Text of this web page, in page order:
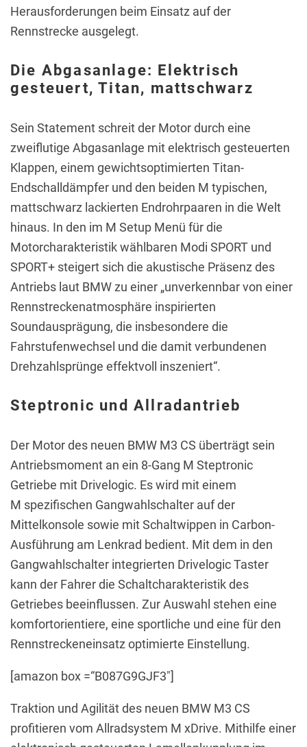
Herausforderungen beim Einsatz auf der
Rennstrecke ausgelegt.
Die Abgasanlage: Elektrisch
gesteuert, Titan, mattschwarz
Sein Statement schreit der Motor durch eine
zweiflutige Abgasanlage mit elektrisch gesteuerten
Klappen, einem gewichtsoptimierten Titan-
Endschalldämpfer und den beiden M typischen,
mattschwarz lackierten Endrohrpaaren in die Welt
hinaus. In den im M Setup Menü für die
Motorcharakteristik wählbaren Modi SPORT und
SPORT+ steigert sich die akustische Präsenz des
Antriebs laut BMW zu einer „unverkennbar von einer
Rennstreckenatmosphäre inspirierten
Soundausprägung, die insbesondere die
Fahrstufenwechsel und die damit verbundenen
Drehzahlsprünge effektvoll inszeniert“.
Steptronic und Allradantrieb
Der Motor des neuen BMW M3 CS überträgt sein
Antriebsmoment an ein 8-Gang M Steptronic
Getriebe mit Drivelogic. Es wird mit einem
M spezifischen Gangwahlschalter auf der
Mittelkonsole sowie mit Schaltwippen in Carbon-
Ausführung am Lenkrad bedient. Mit dem in den
Gangwahlschalter integrierten Drivelogic Taster
kann der Fahrer die Schaltcharakteristik des
Getriebes beeinflussen. Zur Auswahl stehen eine
komfortorientiere, eine sportliche und eine für den
Rennstreckeneinsatz optimierte Einstellung.
[amazon box =“B087G9GJF3″]
Traktion und Agilität des neuen BMW M3 CS
profitieren vom Allradsystem M xDrive. Mithilfe einer